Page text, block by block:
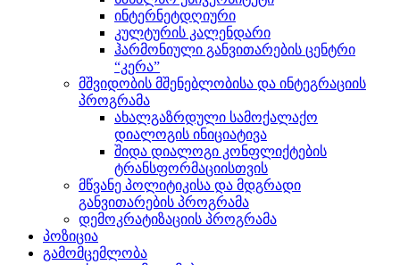
ინტერნეტდღიური
კულტურის კალენდარი
ჰარმონიული განვითარების ცენტრი
“კერა”
მშვიდობის მშენებლობისა და ინტეგრაციის
პროგრამა
ახალგაზრდული სამოქალაქო
დიალოგის ინიციატივა
შიდა დიალოგი კონფლიქტების
ტრანსფორმაციისთვის
მწვანე პოლიტიკისა და მდგრადი
განვითარების პროგრამა
დემოკრატიზაციის პროგრამა
პოზიცია
გამომცემლობა